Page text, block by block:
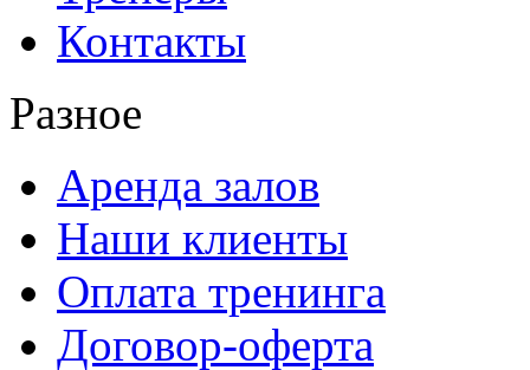
Контакты
Разное
Аренда залов
Наши клиенты
Оплата тренинга
Договор-оферта